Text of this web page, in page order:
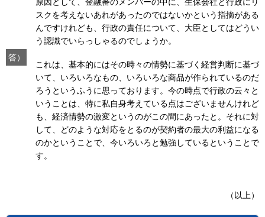
スクを考えないあれがあったのではないかという指摘がある
んですけれども、行政の責任について、大臣としてはどうい
う認識でいらっしゃるのでしょうか。
答）
これは、基本的にはその時々の情勢に基づく経営判断に基づ
いて、いろいろなもの、いろいろな商品が作られているのだ
ろうというふうに思っております。今の時点で行政の云々と
いうことは、特に私自身考えている点はございませんけれど
も、経済情勢の激変というのがこの間にあったと。それに対
して、どのような対応をとるのが契約者の最大の利益になる
のかということで、今いろいろと勉強しているということで
す。
（以上）